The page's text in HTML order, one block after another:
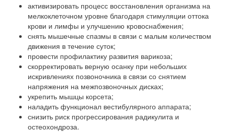
активизировать процесс восстановления организма на
мелкоклеточном уровне благодаря стимуляции оттока
крови и лимфы и улучшению кровоснабжения;
снять мышечные спазмы в связи с малым количеством
движения в течение суток;
провести профилактику развития варикоза;
скорректировать верную осанку при небольших
искривлениях позвоночника в связи со снятием
напряжения на межпозвоночных дисках;
укрепить мышцы корсета;
наладить функционал вестибулярного аппарата;
снизить риск прогрессирования радикулита и
остеохондроза.